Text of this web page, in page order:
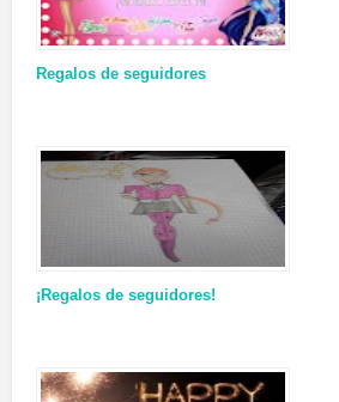
Regalos de seguidores
¡Regalos de seguidores!